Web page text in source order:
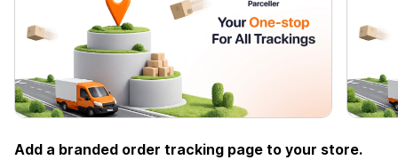
Add a branded order tracking page to your store.